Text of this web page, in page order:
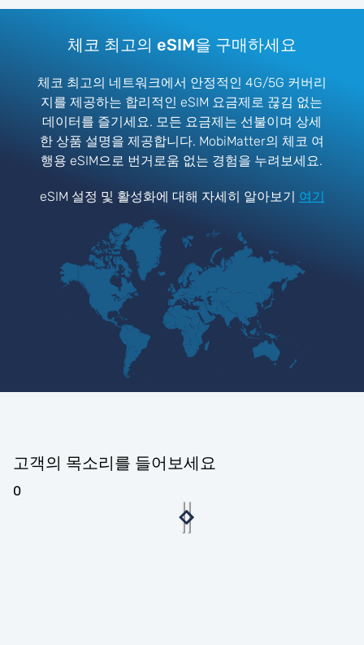
체코 최고의 eSIM을 구매하세요
체코 최고의 네트워크에서 안정적인 4G/5G 커버리
지를 제공하는 합리적인 eSIM 요금제로 끊김 없는
데이터를 즐기세요. 모든 요금제는 선불이며 상세
한 상품 설명을 제공합니다. MobiMatter의 체코 여
행용 eSIM으로 번거로움 없는 경험을 누려보세요.
eSIM 설정 및 활성화에 대해 자세히 알아보기 여기
고객의 목소리를 들어보세요
0